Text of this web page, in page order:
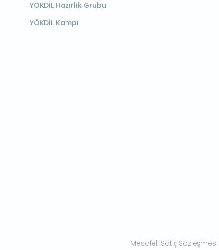
YÖKDİL Hazırlık Grubu
YÖKDİL Kampı
Mesafeli Satış Sözleşmesi